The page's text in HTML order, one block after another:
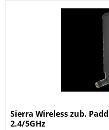
Sierra Wireless zub.
2.4/5GHz